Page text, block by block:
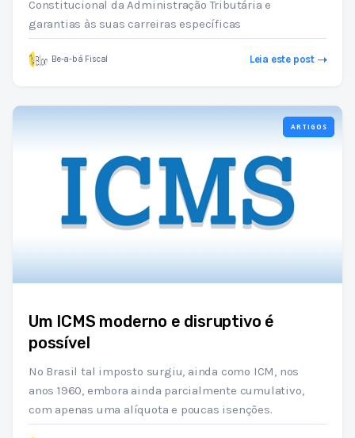
Constitucional da Administração Tributária e
garantias às suas carreiras específicas
Be-a-bá Fiscal Leia este post
ARTIGOS
Um ICMS moderno e disruptivo é
possível
No Brasil tal imposto surgiu, ainda como ICM, nos
anos 1960, embora ainda parcialmente cumulativo,
com apenas uma alíquota e poucas isenções.